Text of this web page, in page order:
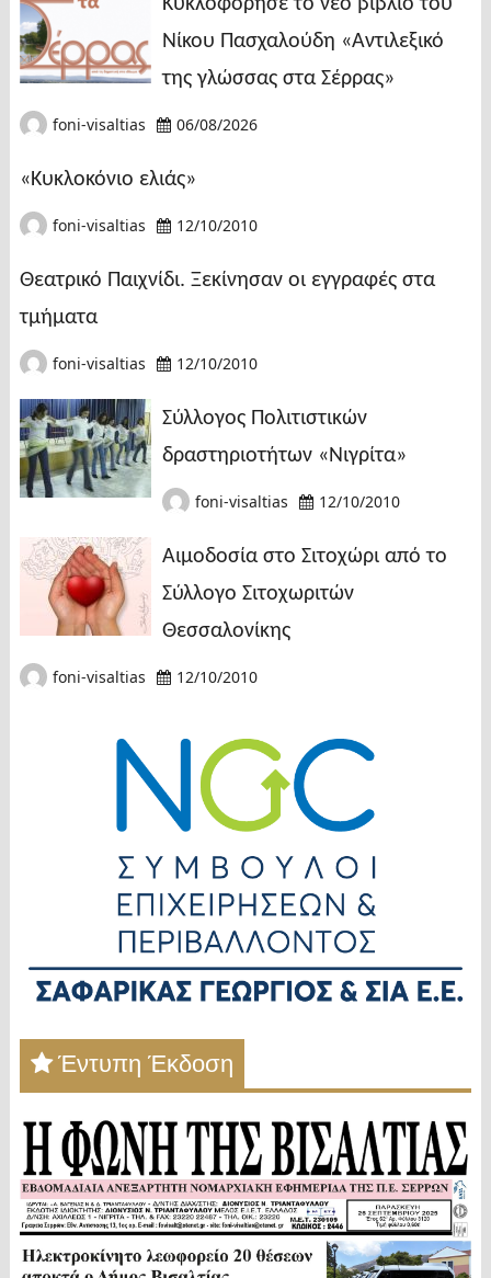
Κυκλοφόρησε το νέο βιβλίο του
Νίκου Πασχαλούδη «Αντιλεξικό
της γλώσσας στα Σέρρας»
foni-visaltias 06/08/2026
«Κυκλοκόνιο ελιάς»
foni-visaltias 12/10/2010
Θεατρικό Παιχνίδι. Ξεκίνησαν οι εγγραφές στα
τμήματα
foni-visaltias 12/10/2010
Σύλλογος Πολιτιστικών
δραστηριοτήτων «Νιγρίτα»
foni-visaltias 12/10/2010
Αιμοδοσία στο Σιτοχώρι από το
Σύλλογο Σιτοχωριτών
Θεσσαλονίκης
foni-visaltias 12/10/2010
Έντυπη Έκδοση